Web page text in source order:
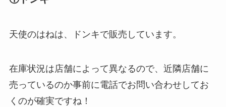
天使のはねは、ドンキで販売しています。
在庫状況は店舗によって異なるので、近隣店舗に
売っているのか事前に電話でお問い合わせしてお
くのが確実ですね！